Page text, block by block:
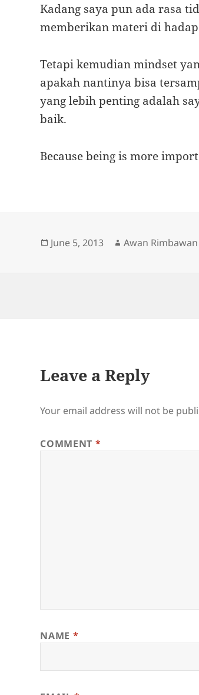
Kadang saya pun ada rasa
memberikan materi di
Tetapi kemudian mindset
apakah nantinya bisa
yang lebih penting adalah
baik.
Because being is more
Posted
June 5, 2013 Author
Awan Rimbawan
Leave a Reply
Your email address will not be
COMMENT *
NAME *